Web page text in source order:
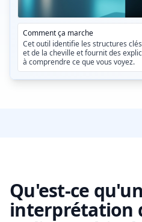
Comment ça marche
Cet outil identifie les structures
et de la cheville et fournit des
à comprendre ce que vous voyez.
Qu'est-ce
interprétation